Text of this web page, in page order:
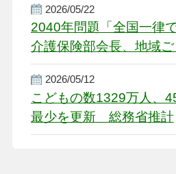
2026/05/22
2040年問題「全国一律
介護保険部会長、地域
盤整備を促す
2026/05/12
こどもの数1329万人、
最少を更新 総務省推計